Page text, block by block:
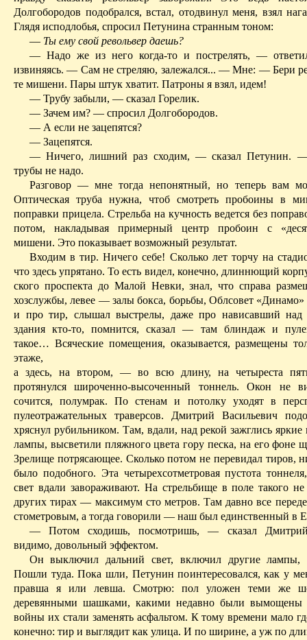
Долгобородов подобрался, встал, отодвинул меня, взял
Глядя исподлобья, спросил Петунина странным тоном:
— Ты ему свой револьвер даешь?
— Надо же из него когда-то и пострелять, —
извиняясь. — Сам не стреляю, залежался... — Мне: — Бери
те мишени. Пары штук хватит. Патроны я взял, идем!
— Трубу забыли, — сказал Горелик.
— Зачем им? — спросил Долгобородов.
— А если не зацепятся?
— Зацепятся.
— Ничего, лишний раз сходим, — сказал Петунин.
трубы не надо.
Разговор — мне тогда непонятный, но теперь вам
Оптическая труба нужна, чтоб смотреть пробоины в
поправки прицела. Стрельба на кучность ведется без
потом, накладывая примерный центр пробоин с
мишени. Это показывает возможный результат.
Входим в тир. Ничего себе! Сколько лет торчу на
что здесь упрятано.То есть видел, конечно, длиннющий
ского проспекта до Малой Невки, знал, что справа
хозслужбы, левее — залы бокса, борьбы, Облсовет «Динамо»
и про тир, слышал выстрелы, даже про нависавший над
здания кто-то, помнится, сказал — там блиндаж и
такое… Всяческие помещения, оказывается, размещены
этаже,
а здесь, на втором, — во всю длину, на четыреста
протянулся широченно-высоченный тоннель. Окон не
сочится, полумрак. По стенам и потолку уходят в
пулеотражательных траверсов. Дмитрий Васильевич
хряснул рубильником. Там, вдали, над рекой зажглись
лампы, высветили пляжного цвета гору песка, на его фоне
Зрелище потрясающее. Сколько потом не перевидал тиров,
было подобного. Эта четырехсотметровая пустота
свет вдали завораживают. На стрельбище в полетакого
других тирах — максимум сто метров. Там давно все
стометровым, а тогда говорили — наш был единственный в
— Потом сходишь, посмотришь, — сказал
видимо, довольный эффектом.
Он выключил дальний свет, включил другие лампы,
Пошли туда. Пока шли, Петунин поинтересовался, как у
правша я или левша. Смотрю: пол уложен теми же
деревянными шашками, какими недавно были вымощены
войны их стали заменять асфальтом. К тому временимало
конечно: тир и выглядит как улица. И по ширине, а уж по